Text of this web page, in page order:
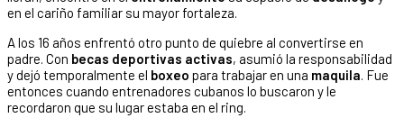
en el cariño familiar su mayor fortaleza.
A los 16 años enfrentó otro punto de quiebre al convertirse en
padre. Con becas deportivas activas, asumió la responsabilidad
y dejó temporalmente el boxeo para trabajar en una maquila. Fue
entonces cuando entrenadores cubanos lo buscaron y le
recordaron que su lugar estaba en el ring.